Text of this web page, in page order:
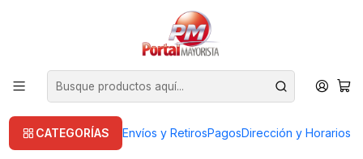
CATEGORÍAS Envíos y RetirosPagosDirección y Horarios